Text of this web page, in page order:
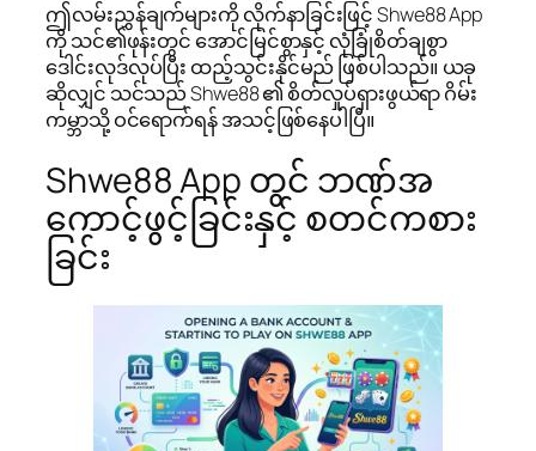
ဤလမ်းညွှန်ချက်များကို လိုက်နာခြင်းဖြင့် Shwe88 App
ကို သင်၏ဖုန်းတွင် အောင်မြင်စွာနှင့် လုံခြုံစိတ်ချစွာ
ဒေါင်းလုဒ်လုပ်ပြီး ထည့်သွင်းနိုင်မည် ဖြစ်ပါသည်။ ယခု
ဆိုလျှင် သင်သည် Shwe88 ၏ စိတ်လှုပ်ရှားဖွယ်ရာ ဂိမ်း
ကမ္ဘာသို့ ဝင်ရောက်ရန် အသင့်ဖြစ်နေပါပြီ။
Shwe88 App တွင် ဘဏ်အ
ကောင့်ဖွင့်ခြင်းနှင့် စတင်ကစား
ခြင်း